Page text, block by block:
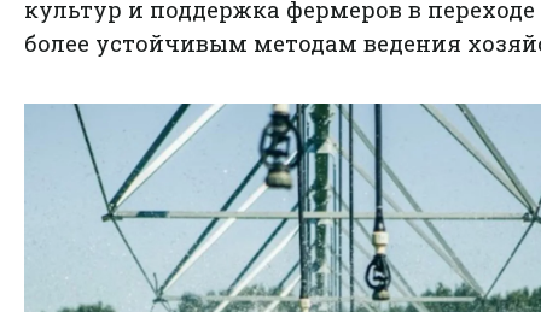
культур и поддержка фермеров в переходе
более устойчивым методам ведения